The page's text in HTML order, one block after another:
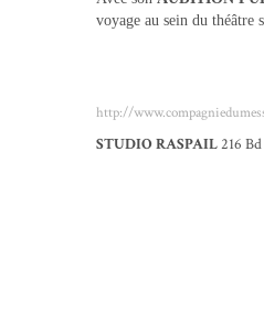
voyage au sein du théâtre
http://
STUDIO RASPAIL216